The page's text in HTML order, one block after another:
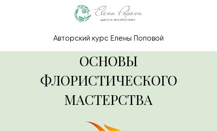
Авторский курс Елены Поповой
ОСНОВЫ
ФЛОРИСТИЧЕСКОГО
МАСТЕРСТВА